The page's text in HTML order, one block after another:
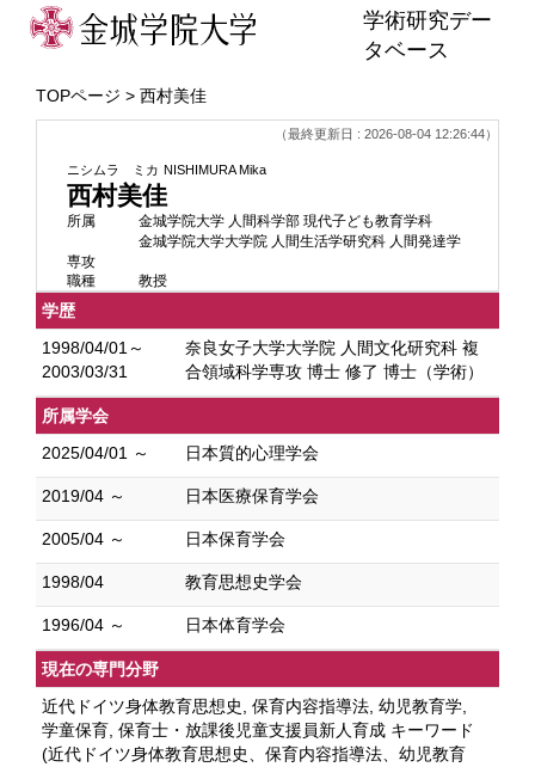
学術研究デー
タベース
TOPページ > 西村美佳
（最終更新日 : 2026-08-04 12:26:44）
ニシムラ ミカ NISHIMURA Mika
西村美佳
所属
金城学院大学 人間科学部 現代子ども教育学科
金城学院大学大学院 人間生活学研究科 人間発達学
専攻
職種
教授
学歴
1998/04/01～
2003/03/31
奈良女子大学大学院 人間文化研究科 複
合領域科学専攻 博士 修了 博士（学術）
所属学会
2025/04/01 ～
日本質的心理学会
2019/04 ～ 日本医療保育学会
2005/04 ～ 日本保育学会
1998/04 教育思想史学会
1996/04 ～ 日本体育学会
現在の専門分野
近代ドイツ身体教育思想史, 保育内容指導法, 幼児教育学,
学童保育, 保育士・放課後児童支援員新人育成 キーワード
(近代ドイツ身体教育思想史、保育内容指導法、幼児教育